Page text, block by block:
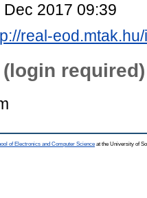
Dec 2017 09:39
real-
required)
of Electronics and Computer Science at the University of